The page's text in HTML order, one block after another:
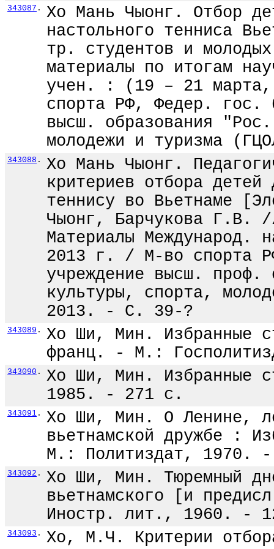
343087 .
Хо Мань Чыонг. Отбор
настольного тенниса
тр. студентов и
материалы по итогам
учен. : (19 – 21
спорта РФ, Федер. гос.
высш. образования
молодежи и туризма
343088 .
Хо Мань Чыонг.
критериев отбора
теннису во Вьетнаме
Чыонг, Барчукова Г.В.
Материалы
2013 г. / М-во спорта
учреждение высш.
культуры, спорта,
2013. - С. 39-?
343089 .
Хо Ши, Мин. Избранные
франц. - М.:
343090 .
Хо Ши, Мин. Избранные
1985. - 271 с.
343091 .
Хо Ши, Мин. О Ленине,
вьетнамской дружбе
М.: Политиздат, 1970.
343092 .
Хо Ши, Мин. Тюремный
вьетнамского [и
Иностр. лит., 1960. -
343093 .
Хо, М.Ч. Критерии